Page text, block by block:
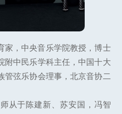
家，中央音乐学院教授，博士
附中民乐学科主任，中国十大
管弦乐协会理事，北京音协二
从于陈建新、苏安国，冯智